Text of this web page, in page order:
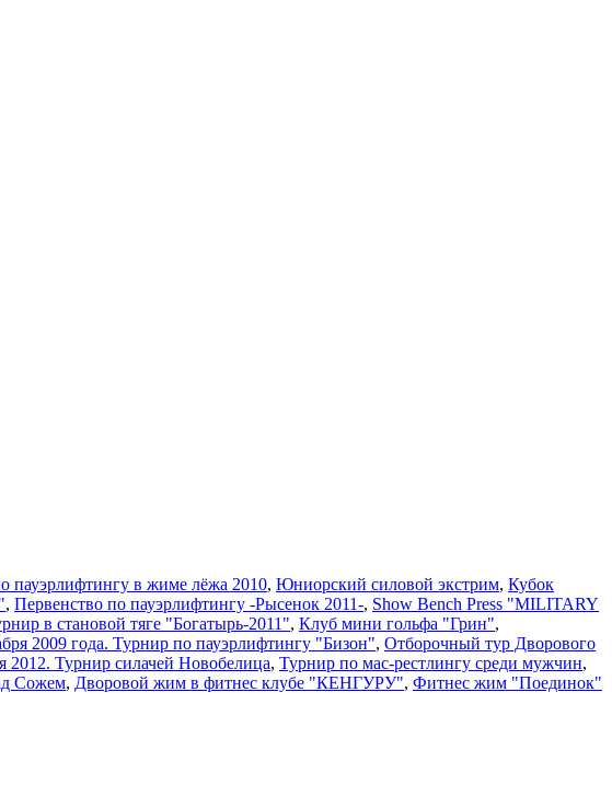
пауэрлифтингу в жиме лёжа 2010, Юниорский силовой экстрим, Кубок
, Первенство по пауэрлифтингу -Рысенок 2011-, Show Bench Press "MILITARY
в становой тяге "Богатырь-2011", Клуб мини гольфа "Грин",
2009 года. Турнир по пауэрлифтингу "Бизон", Отборочный тур Дворового
2012. Турнир силачей Новобелица, Турнир по мас-рестлингу среди мужчин,
Сожем, Дворовой жим в фитнес клубе "КЕНГУРУ", Фитнес жим "Поединок"